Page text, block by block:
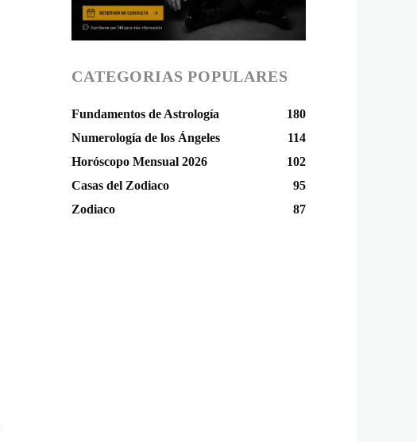
CATEGORIAS POPULARES
Fundamentos de Astrología
180
Numerología de los Ángeles
114
Horóscopo Mensual 2026
102
Casas del Zodiaco
95
Zodiaco
87